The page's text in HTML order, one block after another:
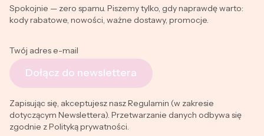
Spokojnie — zero spamu. Piszemy tylko, gdy naprawdę warto:
kody rabatowe, nowości, ważne dostawy, promocje.
Twój adres e-mail
Dołącz do newslettera
Zapisując się, akceptujesz nasz Regulamin (w zakresie
dotyczącym Newslettera). Przetwarzanie danych odbywa się
zgodnie z Polityką prywatności.